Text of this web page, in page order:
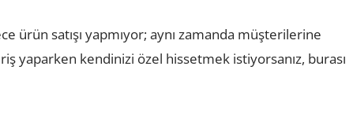
ürün satışı yapmıyor; aynı zamanda müşterilerine
yaparken kendinizi özel hissetmek istiyorsanız, burası